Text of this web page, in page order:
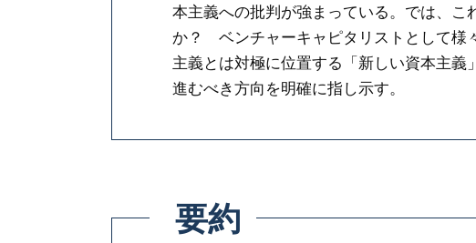
本主義への批判が強まっている。では、
か？ ベンチャーキャピタリストとして様
主義とは対極に位置する「新しい資本主
進むべき方向を明確に指し示す。
要約